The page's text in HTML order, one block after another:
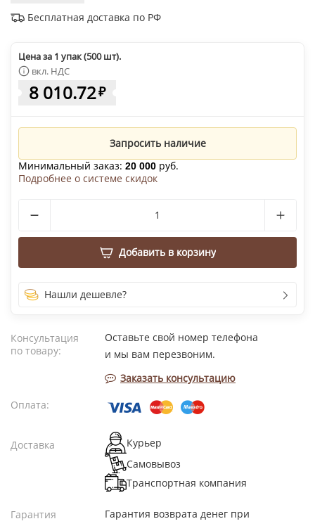
Бесплатная доставка по РФ
Цена за 1 упак (500 шт).
вкл. НДС
8 010.72₽
Запросить наличие
Минимальный заказ: 20 000 руб.
Подробнее о системе скидок
Добавить в корзину
Нашли дешевле?
Консультация
по товару:
Оставьте свой номер телефона
и мы вам перезвоним.
Заказать консультацию
Оплата:
Доставка
Курьер
Самовывоз
Транспортная компания
Гарантия
Гарантия возврата денег при